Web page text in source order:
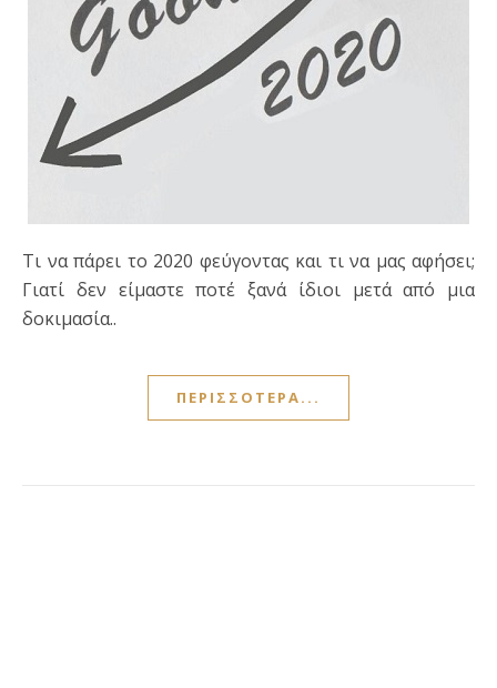
Τι να πάρει το 2020 φεύγοντας και τι να μας αφήσει;
Γιατί δεν είμαστε ποτέ ξανά ίδιοι μετά από μια
δοκιμασία..
ΠΕΡΙΣΣΌΤΕΡΑ...